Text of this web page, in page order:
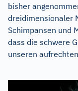
bisher
dreidimensionaler
Schimpansen und
dass die schwere
unseren